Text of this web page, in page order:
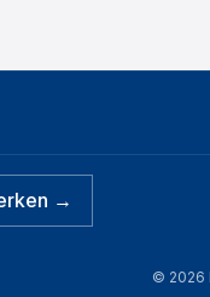
→
© 2026